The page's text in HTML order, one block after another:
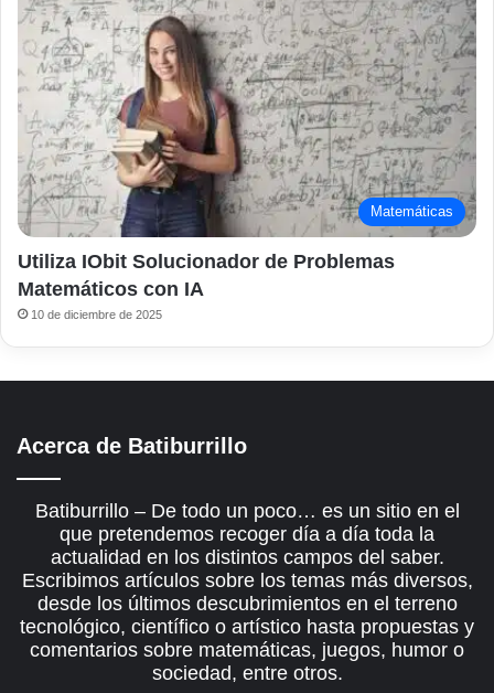
Matemáticas
Utiliza IObit Solucionador de Problemas
Matemáticos con IA
10 de diciembre de 2025
Acerca de Batiburrillo
Batiburrillo – De todo un poco… es un sitio en el
que pretendemos recoger día a día toda la
actualidad en los distintos campos del saber.
Escribimos artículos sobre los temas más diversos,
desde los últimos descubrimientos en el terreno
tecnológico, científico o artístico hasta propuestas y
comentarios sobre matemáticas, juegos, humor o
sociedad, entre otros.